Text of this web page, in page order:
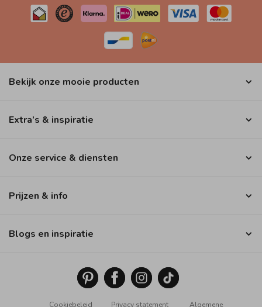
Bekijk onze mooie producten
Extra’s & inspiratie
Onze service & diensten
Prijzen & info
Blogs en inspiratie
Cookiebeleid Privacy statement Algemene